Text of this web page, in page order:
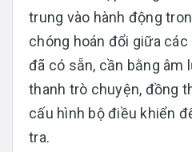
trung vào hành động
chóng hoán đổi giữa
đã có sẵn, cần bằng âm
thanh trò chuyện, đồng
cấu hình bộ điều khiển
tra.